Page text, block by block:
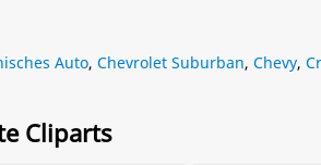
Auto, Chevrolet Suburban, Chevy,
Cliparts